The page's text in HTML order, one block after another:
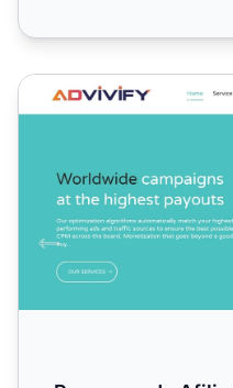
Programa de Afiliados de